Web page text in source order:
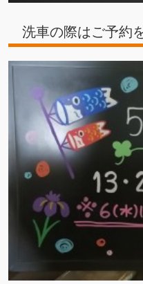
洗車の際はご予約